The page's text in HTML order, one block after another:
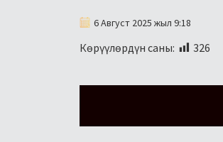
6 Август 2025 жыл 9:18
Көрүүлөрдүн саны: 326